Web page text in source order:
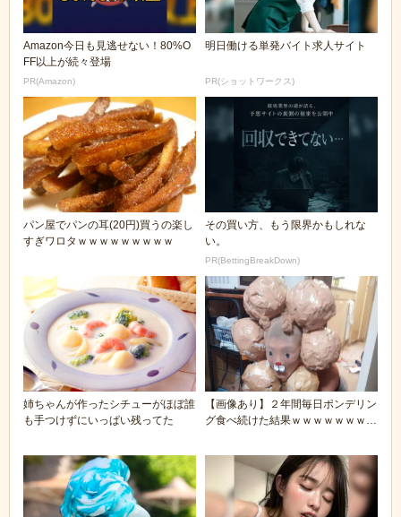
Amazon今日も見逃せない！80%O
FF以上が続々登場
PR(Amazon)
明日働ける単発バイト求人サイト
PR(ショットワークス)
パン屋でパンの耳(20円)買うの楽し
すぎワロタｗｗｗｗｗｗｗｗｗ
その買い方、もう限界かもしれな
い。
PR(BettingBreakDown)
姉ちゃんが作ったシチューがほぼ誰
も手つけずにいっぱい残ってた
【画像あり】２年間毎日ポンデリン
グ食べ続けた結果ｗｗｗｗｗｗｗｗ